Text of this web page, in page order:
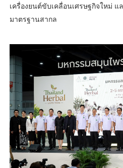
เครื่องยนต์ขับเคลื่อนเศรษฐกิจใหม่
มาตรฐานสากล